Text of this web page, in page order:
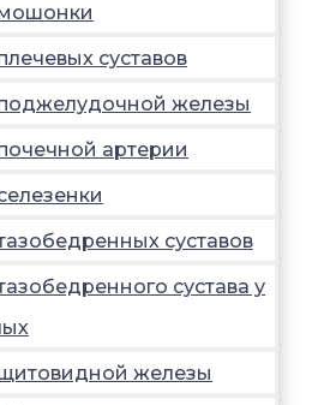
суставов
железы
артерии
суставов
сустава у
железы